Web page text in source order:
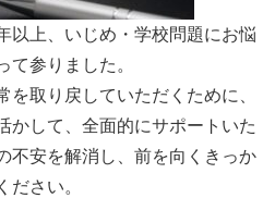
以上、いじめ・学校問題にお悩
て参りました。
取り戻していただくために、
かして、全面的にサポートいた
不安を解消し、前を向くきっか
ださい。